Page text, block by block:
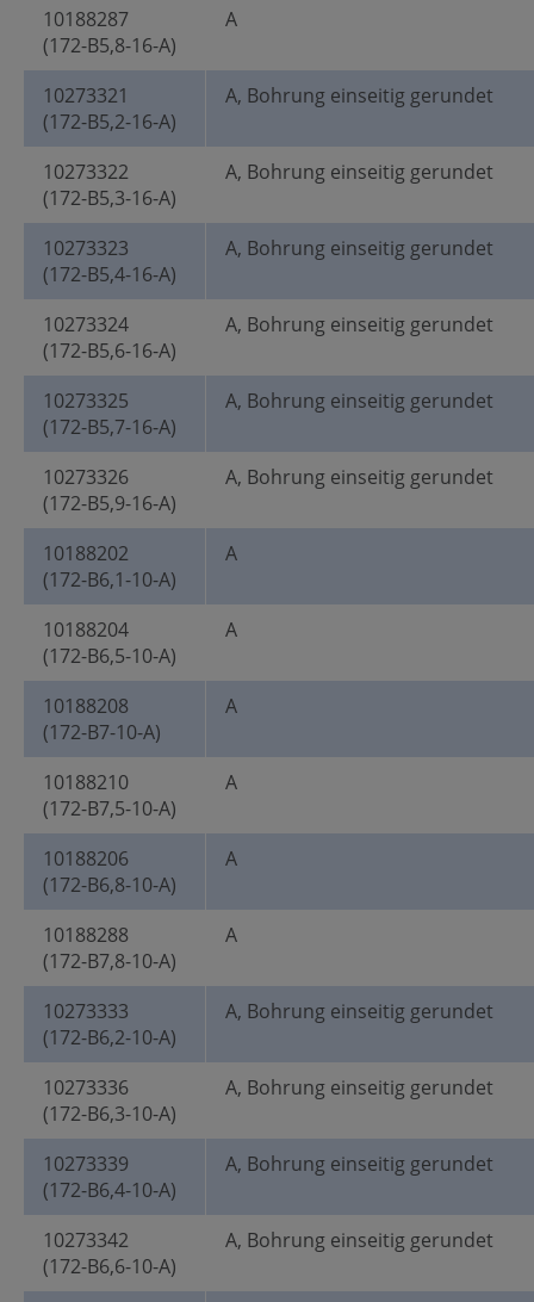
10188287
(172-B5,8-16-A)
A
10273321
(172-B5,2-16-A)
A, Bohrung einseitig gerundet
10273322
(172-B5,3-16-A)
A, Bohrung einseitig gerundet
10273323
(172-B5,4-16-A)
A, Bohrung einseitig gerundet
10273324
(172-B5,6-16-A)
A, Bohrung einseitig gerundet
10273325
(172-B5,7-16-A)
A, Bohrung einseitig gerundet
10273326
(172-B5,9-16-A)
A, Bohrung einseitig gerundet
10188202
(172-B6,1-10-A)
A
10188204
(172-B6,5-10-A)
A
10188208
(172-B7-10-A)
A
10188210
(172-B7,5-10-A)
A
10188206
(172-B6,8-10-A)
A
10188288
(172-B7,8-10-A)
A
10273333
(172-B6,2-10-A)
A, Bohrung einseitig gerundet
10273336
(172-B6,3-10-A)
A, Bohrung einseitig gerundet
10273339
(172-B6,4-10-A)
A, Bohrung einseitig gerundet
10273342
(172-B6,6-10-A)
A, Bohrung einseitig gerundet